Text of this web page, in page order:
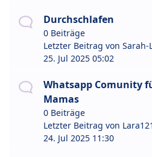
Durchschlafen
0 Beiträge
Letzter Beitrag von Sarah-
25. Jul 2025 05:02
Whatsapp Comunity
Mamas
0 Beiträge
Letzter Beitrag von
24. Jul 2025 11:30